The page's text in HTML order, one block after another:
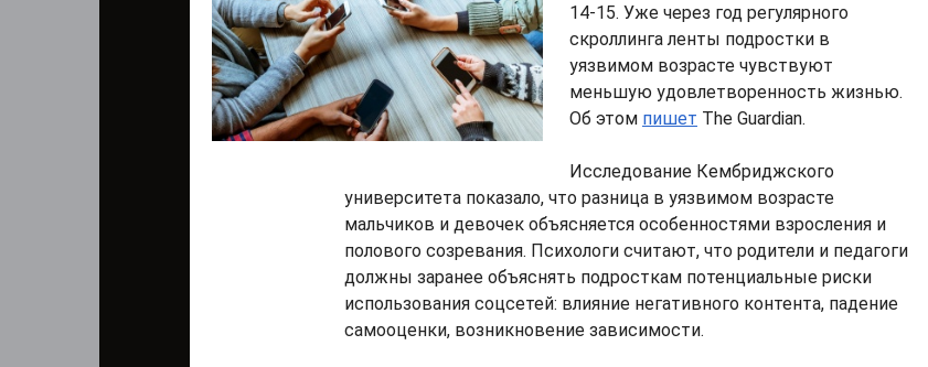
14-15. Уже через год регулярного
скроллинга ленты подростки в
уязвимом возрасте чувствуют
меньшую удовлетворенность жизнью.
Об этом пишет The Guardian.
Исследование Кембриджского
университета показало, что разница в уязвимом возрасте
мальчиков и девочек объясняется особенностями взросления и
полового созревания. Психологи считают, что родители и педагоги
должны заранее объяснять подросткам потенциальные риски
использования соцсетей: влияние негативного контента, падение
самооценки, возникновение зависимости.